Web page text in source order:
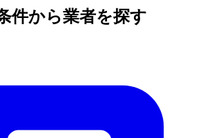
件から業者を探す